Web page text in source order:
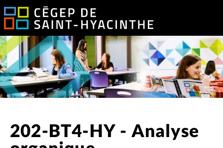
202-BT4-HY - Analyse